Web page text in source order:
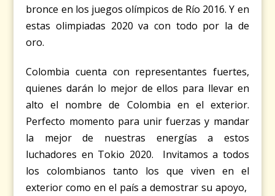
bronce en los juegos olímpicos de Río 2016. Y en
estas olimpiadas 2020 va con todo por la de
oro.
Colombia cuenta con representantes fuertes,
quienes darán lo mejor de ellos para llevar en
alto el nombre de Colombia en el exterior.
Perfecto momento para unir fuerzas y mandar
la mejor de nuestras energías a estos
luchadores en Tokio 2020. Invitamos a todos
los colombianos tanto los que viven en el
exterior como en el país a demostrar su apoyo,